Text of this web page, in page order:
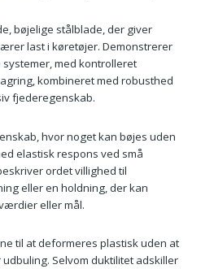
bøjelige stålblade, der giver
last i køretøjer. Demonstrerer
med kontrolleret
kombineret med robusthed
fjederegenskab.
hvor noget kan bøjes uden
elastisk respons ved små
ordet villighed til
eller en holdning, der kan
eller mål.
til at deformeres plastisk uden at
Selvom duktilitet adskiller